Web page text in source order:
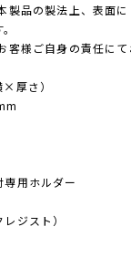
品の製法上、表面
様ご自身の責任にて
厚さ）
用ホルダー
ジスト）